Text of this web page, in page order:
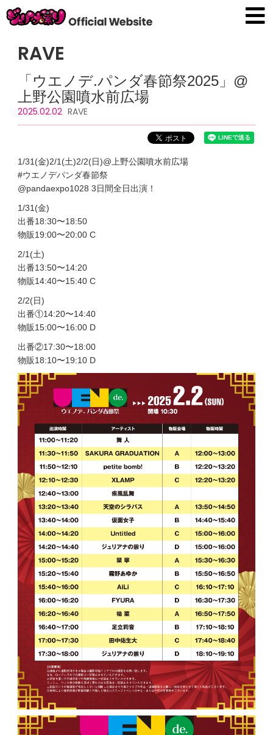
RAVE
「ウエノデ.パンダ春節祭2025」@
上野公園噴水前広場
2025.02.02 RAVE
1/31(金)2/1(土)2/2(日)@上野公園噴水前広場
#ウエノデパンダ春節祭
@pandaexpo1028 3日間全日出演！
1/31(金)
出番18:30〜18:50
物販19:00〜20:00 C
2/1(土)
出番13:50〜14:20
物販14:40〜15:40 C
2/2(日)
出番①14:20〜14:40
物販15:00〜16:00 D
出番②17:30〜18:00
物販18:10〜19:10 D